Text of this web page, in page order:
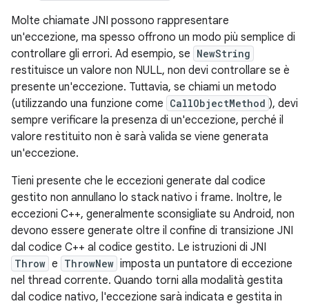
Molte chiamate JNI possono rappresentare
un'eccezione, ma spesso offrono un modo più semplice di
controllare gli errori. Ad esempio, se NewString
restituisce un valore non NULL, non devi controllare se è
presente un'eccezione. Tuttavia, se chiami un metodo
(utilizzando una funzione come CallObjectMethod ), devi
sempre verificare la presenza di un'eccezione, perché il
valore restituito non è sarà valida se viene generata
un'eccezione.
Tieni presente che le eccezioni generate dal codice
gestito non annullano lo stack nativo i frame. Inoltre, le
eccezioni C++, generalmente sconsigliate su Android, non
devono essere generate oltre il confine di transizione JNI
dal codice C++ al codice gestito. Le istruzioni di JNI
Throw e ThrowNew imposta un puntatore di eccezione
nel thread corrente. Quando torni alla modalità gestita
dal codice nativo, l'eccezione sarà indicata e gestita in